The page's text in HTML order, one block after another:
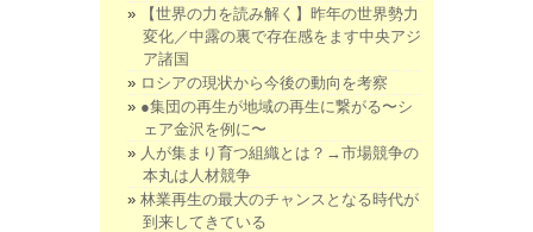
【世界の力を読み解く】昨年の世界勢力
変化／中露の裏で存在感をます中央アジ
ア諸国
ロシアの現状から今後の動向を考察
●集団の再生が地域の再生に繋がる〜シ
ェア金沢を例に〜
人が集まり育つ組織とは？→市場競争の
本丸は人材競争
林業再生の最大のチャンスとなる時代が
到来してきている